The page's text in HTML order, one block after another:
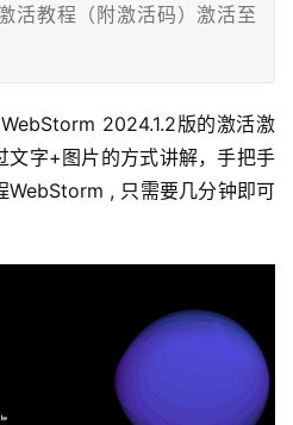
活教程（附激活码）激活至
2024.1.2版的激活激
文字+图片的方式讲解，手把手
WebStorm , 只需要几分钟即可